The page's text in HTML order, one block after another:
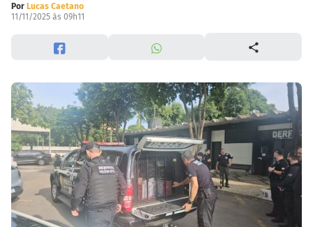
Por Lucas Caetano
11/11/2025 às 09h11